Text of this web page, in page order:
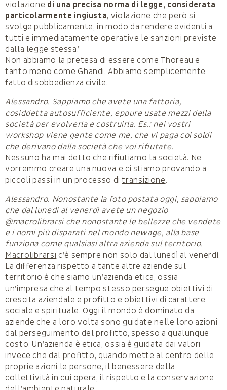
violazione di una precisa norma di legge, considerata
particolarmente ingiusta, violazione che però si
svolge pubblicamente, in modo da rendere evidenti a
tutti e immediatamente operative le sanzioni previste
dalla legge stessa.”
Non abbiamo la pretesa di essere come Thoreau e
tanto meno come Ghandi. Abbiamo semplicemente
fatto disobbedienza civile.
Alessandro. Sappiamo che avete una fattoria,
cosiddetta autosufficiente, eppure usate mezzi della
società per evolverla e costruirla. Es.: nei vostri
workshop viene gente come me, che vi paga coi soldi
che derivano dalla società che voi rifiutate.
Nessuno ha mai detto che rifiutiamo la società. Ne
vorremmo creare una nuova e ci stiamo provando a
piccoli passi in un processo ditransizione.
Alessandro. Nonostante la foto postata oggi, sappiamo
che dal lunedì al venerdì avete un negozio
@macrolibrarsi che nonostante le bellezze che vendete
e i nomi più disparati nel mondo newage, alla base
funziona come qualsiasi altra azienda sul territorio.
Macrolibrarsi c’è sempre non solo dal lunedì al venerdì.
La differenza rispetto a tante altre aziende sul
territorio è che siamo un’azienda etica, ossia
un’impresa che al tempo stesso persegue obiettivi di
crescita aziendale e profitto e obiettivi di carattere
sociale e spirituale. Oggi il mondo è dominato da
aziende che a loro volta sono guidate nelle loro azioni
dal perseguimento del profitto, spesso a qualunque
costo. Un’azienda è etica, ossia è guidata dai valori
invece che dal profitto, quando mette al centro delle
proprie azioni le persone, il benessere della
collettività in cui opera, il rispetto e la conservazione